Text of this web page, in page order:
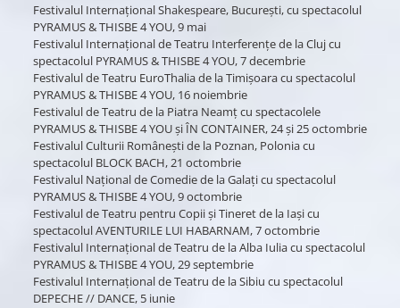
Festivalul Internațional Shakespeare, București, cu spectacolul
PYRAMUS & THISBE 4 YOU, 9 mai
Festivalul Internațional de Teatru Interferențe de la Cluj cu
spectacolul PYRAMUS & THISBE 4 YOU, 7 decembrie
Festivalul de Teatru EuroThalia de la Timișoara cu spectacolul
PYRAMUS & THISBE 4 YOU, 16 noiembrie
Festivalul de Teatru de la Piatra Neamț cu spectacolele
PYRAMUS & THISBE 4 YOU și ÎN CONTAINER, 24 și 25 octombrie
Festivalul Culturii Românești de la Poznan, Polonia cu
spectacolul BLOCK BACH, 21 octombrie
Festivalul Național de Comedie de la Galați cu spectacolul
PYRAMUS & THISBE 4 YOU, 9 octombrie
Festivalul de Teatru pentru Copii și Tineret de la Iași cu
spectacolul AVENTURILE LUI HABARNAM, 7 octombrie
Festivalul Internațional de Teatru de la Alba Iulia cu spectacolul
PYRAMUS & THISBE 4 YOU, 29 septembrie
Festivalul Internațional de Teatru de la Sibiu cu spectacolul
DEPECHE // DANCE, 5 iunie